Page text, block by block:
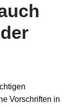
Vorschriften in